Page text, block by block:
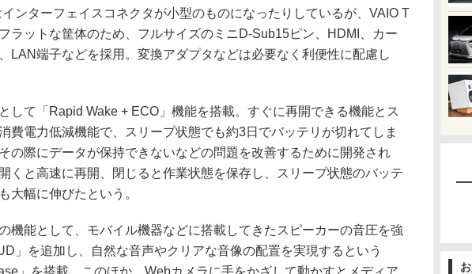
ンターフェイスコネクタが小型のものになったりしているが、VAIO T
ラットな筐体のため、フルサイズのミニD-Sub15ピン、HDMI、カー
LAN端子などを採用。変換アダプタなどは必要なく利便性に配慮し
して「Rapid Wake + ECO」機能を搭載。すぐに再開できる機能とス
費電力低減機能で、スリープ状態でも約3日でバッテリが切れてしま
の際にデータが保持できないなどの問題を改善するために開発され
くと高速に再開、閉じると作業状態を保存し、スリープ状態のバッテ
大幅に伸びたという。
機能として、モバイル機器などに搭載してきたスピーカーの音圧を強
」を追加し、自然な音声やクリアな音像の配置を実現するという
」を搭載。このほか、Webカメラに手をかざして動かすとメディア